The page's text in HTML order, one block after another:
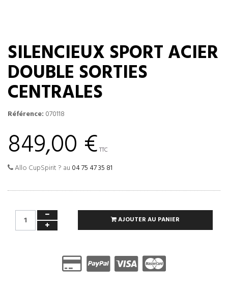
SILENCIEUX SPORT ACIER
DOUBLE SORTIES
CENTRALES
Référence: 070118
849,00 € TTC
Allo CupSpirit ? au 04 75 47 35 81
AJOUTER AU PANIER